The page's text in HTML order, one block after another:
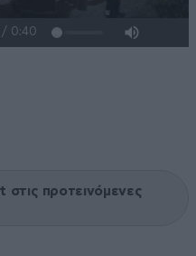
προτεινόμενες